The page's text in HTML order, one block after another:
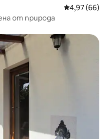
Средна
4,97 (66)
от природа